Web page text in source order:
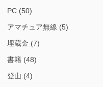
PC (50)
アマチュア無線 (5)
埋蔵金 (7)
書籍 (48)
登山 (4)